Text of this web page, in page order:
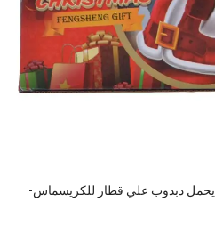
يحمل دبدوب علي قطار للكريسماس-